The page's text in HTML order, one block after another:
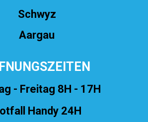
Schwyz
Aargau
- Freitag 8H - 17H
Handy 24H